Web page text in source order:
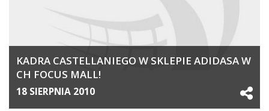
KADRA CASTELLANIEGO W SKLEPIE ADIDASA W
CH FOCUS MALL!
18 SIERPNIA 2010